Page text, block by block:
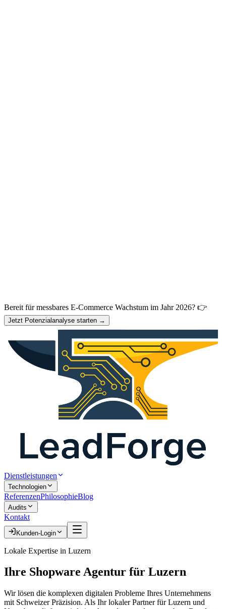
Bereit für messbares E-Commerce Wachstum im Jahr 2026? 👉
Jetzt Potenzialanalyse starten →
Dienstleistungen
Technologien
ReferenzenPhilosophieBlog
Audits
Kontakt
Kunden-Login
Lokale Expertise in Luzern
Ihre Shopware Agentur für Luzern
Wir lösen die komplexen digitalen Probleme Ihres Unternehmens
mit Schweizer Präzision. Als Ihr lokaler Partner fürLuzern und